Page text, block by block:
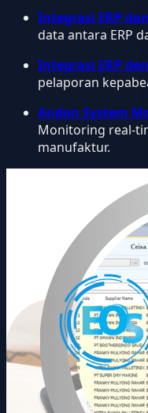
Integrasi ERP
data antara ERP
Integrasi ERP
pelaporan
Andon System
Monitoring real-
manufaktur.